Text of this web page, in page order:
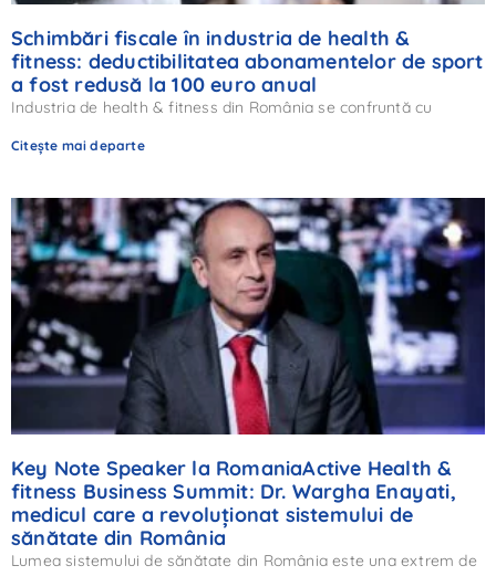
Schimbări fiscale în industria de health &
fitness: deductibilitatea abonamentelor de sport
a fost redusă la 100 euro anual
Industria de health & fitness din România se confruntă cu
Citește mai departe
Key Note Speaker la RomaniaActive Health &
fitness Business Summit: Dr. Wargha Enayati,
medicul care a revoluționat sistemului de
sănătate din România
Lumea sistemului de sănătate din România este una extrem de